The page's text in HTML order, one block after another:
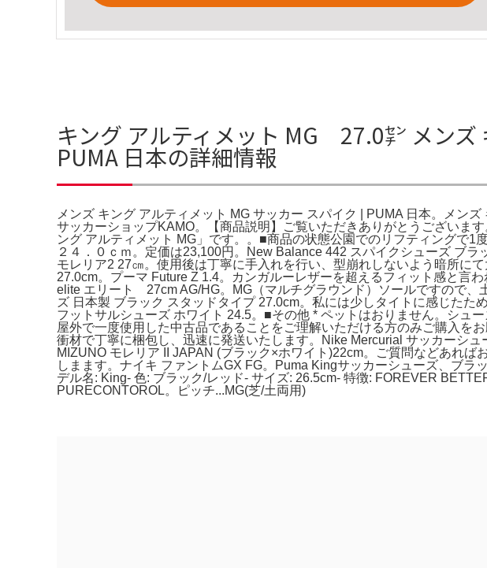
キング アルティメット MG 27.0㌢ メンズ
PUMA 日本の詳細情報
メンズ キング アルティメット MG サッカー スパイク | PUMA 日本。メン
サッカーショップKAMO。【商品説明】ご覧いただきありがとうございま
ング アルティメット MG」です。。■商品の状態公園でのリフティング
２４．０ｃｍ。定価は23,100円。New Balance 442 スパイクシューズ ブ
モレリア2 27㎝。使用後は丁寧に手入れを行い、型崩れしないよう暗所に
27.0cm。プーマ Future Z 1.4。カンガルーレザーを超えるフィット感と言
elite エリート 27cm AG/HG。MG（マルチグラウンド）ソールですので
ズ 日本製 ブラック スタッドタイプ 27.0cm。私には少しタイトに感じた
フットサルシューズ ホワイト 24.5。■その他 * ペットはおりません。シュ
屋外で一度使用した中古品であることをご理解いただける方のみご購入
衝材で丁寧に梱包し、迅速に発送いたします。Nike Mercurial サッカーシ
MIZUNO モレリア II JAPAN (ブラック×ホワイト)22cm。ご質問などあ
しまます。ナイキ ファントムGX FG。Puma Kingサッカーシューズ、ブ
デル名: King- 色: ブラック/レッド- サイズ: 26.5cm- 特徴: FOREVER
PURECONTOROL。ピッチ...MG(芝/土両用)